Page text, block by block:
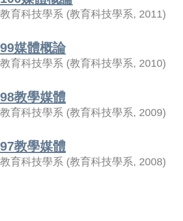
教育科技學系 (教育科技學系, 2011)
99媒體概論
教育科技學系 (教育科技學系, 2010)
98教學媒體
教育科技學系 (教育科技學系, 2009)
97教學媒體
教育科技學系 (教育科技學系, 2008)